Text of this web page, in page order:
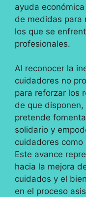
ayuda
de medidas para
los que se
profesionales.
Al reconocer la
cuidadores no
para reforzar los
de que
pretende
solidario y
cuidadores como
Este avance
hacia la mejora
cuidados y el
en el proceso